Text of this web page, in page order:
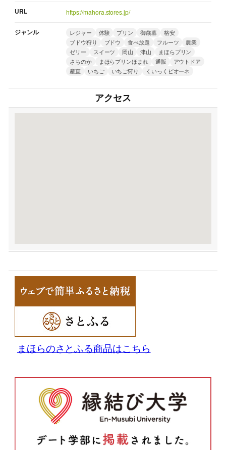
URL https://mahora.stores.jp/
ジャンル レジャー 体験 プリン 御歳暮
格安
ブドウ狩り
ブドウ 食べ放題 フルーツ
農業
ゼリー
スイーツ 岡山 津山
まほらプリン
さちのか
まほらプリンほまれ 通販
アウトドア
産直
いちご いちご狩り くいっくピオーネ
アクセス
まほらのさとふる商品はこちら